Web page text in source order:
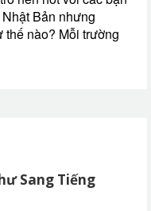
Bản nhưng
thế nào? Mỗi trường
Sang Tiếng